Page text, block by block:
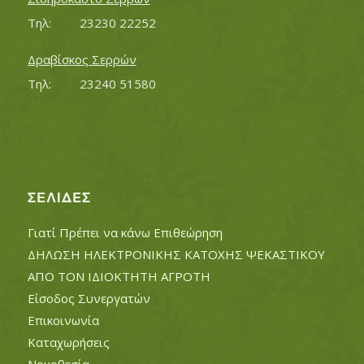
Τηλ:		23230 22252
Δραβίσκος Σερρών
Τηλ:		23240 51580
ΣΕΛΊΔΕΣ
Γιατί Πρέπει να κάνω Επιθεώρηση
ΔΗΛΩΣΗ ΗΛΕΚΤΡΟΝΙΚΗΣ ΚΑΤΟΧΗΣ ΨΕΚΑΣΤΙΚΟΥ
ΑΠΟ ΤΟΝ ΙΔΙΟΚΤΗΤΗ ΑΓΡΟΤΗ
Είσοδος Συνεργατών
Επικοινωνία
Καταχωρήσεις